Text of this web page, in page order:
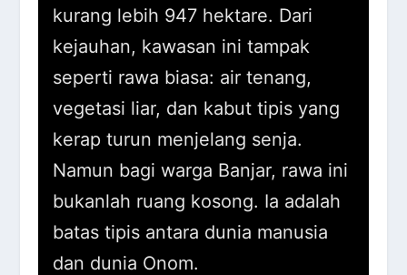
kurang lebih 947 hektare. Dari
kejauhan, kawasan ini tampak
seperti rawa biasa: air tenang,
vegetasi liar, dan kabut tipis yang
kerap turun menjelang senja.
Namun bagi warga Banjar, rawa ini
bukanlah ruang kosong. Ia adalah
batas tipis antara dunia manusia
dan dunia Onom.